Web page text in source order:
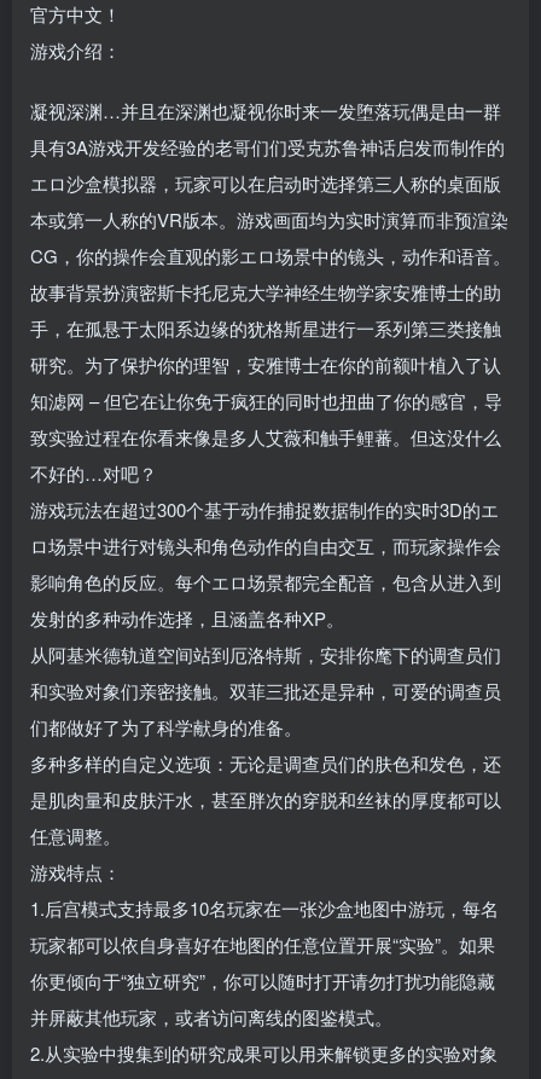
官方中文！
游戏介绍：
凝视深渊…并且在深渊也凝视你时来一发堕落玩偶是由一群
具有3A游戏开发经验的老哥们们受克苏鲁神话启发而制作的
エロ沙盒模拟器，玩家可以在启动时选择第三人称的桌面版
本或第一人称的VR版本。游戏画面均为实时演算而非预渲染
CG，你的操作会直观的影エロ场景中的镜头，动作和语音。
故事背景扮演密斯卡托尼克大学神经生物学家安雅博士的助
手，在孤悬于太阳系边缘的犹格斯星进行一系列第三类接触
研究。为了保护你的理智，安雅博士在你的前额叶植入了认
知滤网 – 但它在让你免于疯狂的同时也扭曲了你的感官，导
致实验过程在你看来像是多人艾薇和触手鲤蕃。但这没什么
不好的…对吧？
游戏玩法在超过300个基于动作捕捉数据制作的实时3D的エ
ロ场景中进行对镜头和角色动作的自由交互，而玩家操作会
影响角色的反应。每个エロ场景都完全配音，包含从进入到
发射的多种动作选择，且涵盖各种XP。
从阿基米德轨道空间站到厄洛特斯，安排你麾下的调查员们
和实验对象们亲密接触。双菲三批还是异种，可爱的调查员
们都做好了为了科学献身的准备。
多种多样的自定义选项：无论是调查员们的肤色和发色，还
是肌肉量和皮肤汗水，甚至胖次的穿脱和丝袜的厚度都可以
任意调整。
游戏特点：
1.后宫模式支持最多10名玩家在一张沙盒地图中游玩，每名
玩家都可以依自身喜好在地图的任意位置开展“实验”。如果
你更倾向于“独立研究”，你可以随时打开请勿打扰功能隐藏
并屏蔽其他玩家，或者访问离线的图鉴模式。
2.从实验中搜集到的研究成果可以用来解锁更多的实验对象